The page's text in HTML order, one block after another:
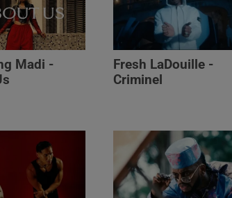
Madi -
Fresh LaDouille -
Criminel